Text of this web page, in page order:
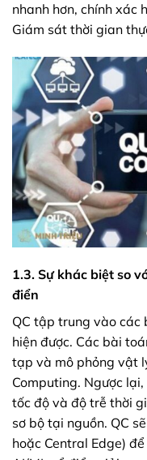
nhanh hơn, chính xác
Giám sát thời gian
1.3. Sự khác biệt so
điển
QC tập trung vào các
hiện được. Các bài
tạp và mô phỏng vật
Computing. Ngược
tốc độ và độ trễ thời
sơ bộ tại nguồn. QC
hoặc Central Edge)